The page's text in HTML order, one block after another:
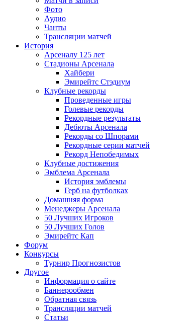
Фото
Аудио
Чанты
Трансляции матчей
История
Арсеналу 125 лет
Стадионы Арсенала
Хайбери
Эмирейтс Стэдиум
Клубные рекорды
Проведенные игры
Голевые рекорды
Рекордные результаты
Дебюты Арсенала
Рекорды со Шпорами
Рекордные серии матчей
Рекорд Непобедимых
Клубные достижения
Эмблема Арсенала
История эмблемы
Герб на футболках
Домашняя форма
Менеджеры Арсенала
50 Лучших Игроков
50 Лучших Голов
Эмирейтс Кап
Форум
Конкурсы
Турнир Прогнозистов
Другое
Информация о сайте
Баннерообмен
Обратная связь
Трансляции матчей
Статьи